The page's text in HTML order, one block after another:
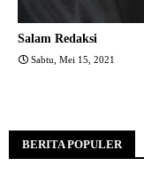
Salam Redaksi
Sabtu, Mei 15, 2021
BERITA POPULER